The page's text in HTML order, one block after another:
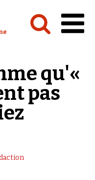
:
qu'«
pas